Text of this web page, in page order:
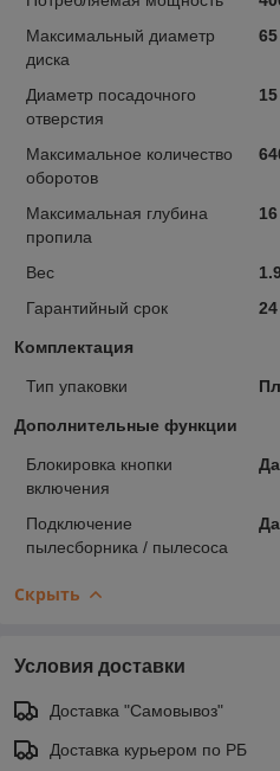
Максимальный диаметр
диска
Диаметр посадочного
отверстия
Максимальное количество
оборотов
Максимальная глубина
пропила
Вес
Гарантийный срок
Комплектация
Тип упаковки
Дополнительные функции
Блокировка кнопки
включения
Да
Подключение
пылесборника / пылесоса
Да
Скрыть
Условия доставки
Доставка "Самовывоз"
Доставка курьером по РБ